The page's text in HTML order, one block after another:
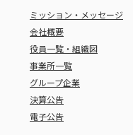
ミッション・メッセージ
会社概要
役員一覧・組織図
事業所一覧
グループ企業
決算公告
電子公告